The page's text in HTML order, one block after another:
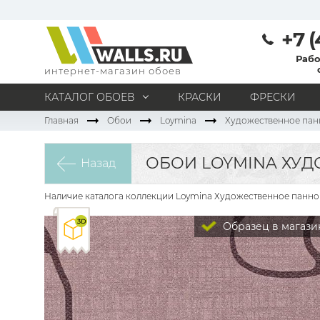
интернет-магазин обоев
+7
КАТАЛОГ ОБОЕВ КРАСКИ ФРЕСКИ
МАТЕРИАЛ
Под покраску
Натуральные
Флизелиновые
Виниловые
Бумажные
Текстильные
ПОМЕЩЕНИЕ
Кабинет
Коридор Офис
Гостиная
Спальня
Детская Кухня
Прихожая
Все типы помещений
Главная Обои Loymina Художественное
Назад ОБОИ LOYMINA
Наличие каталога коллекции Loymina Художественное
Образец в